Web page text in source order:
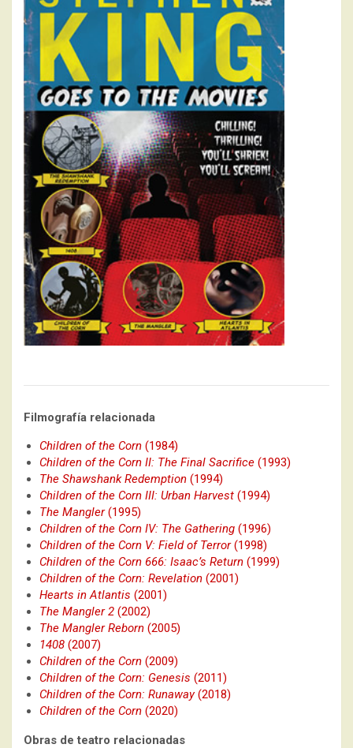
Filmografía relacionada
Children of the Corn (1984)
Children of the Corn II: The Final Sacrifice (1993)
The Shawshank Redemption (1994)
Children of the Corn III: Urban Harvest (1994)
The Mangler(1995)
Children of the Corn IV: The Gathering (1996)
Children of the Corn V: Field of Terror(1998)
Children of the Corn 666: Isaac’s Return (1999)
Children of the Corn: Revelation (2001)
Hearts in Atlantis (2001)
The Mangler 2 (2002)
The Mangler Reborn (2005)
1408 (2007)
Children of the Corn (2009)
Children of the Corn: Genesis (2011)
Children of the Corn: Runaway(2018)
Children of the Corn (2020)
Obras de teatro relacionadas